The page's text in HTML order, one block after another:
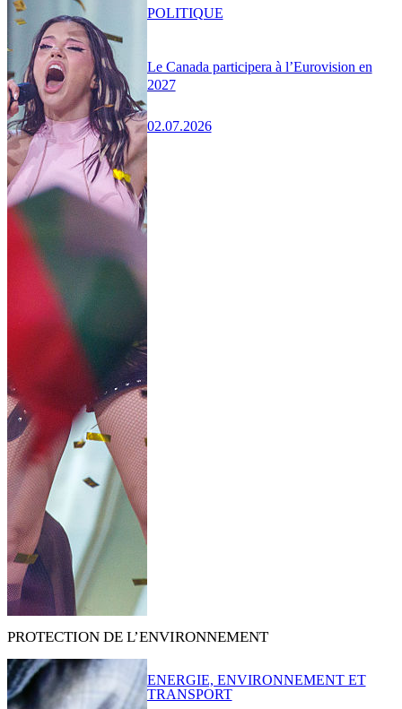
Le Canada participera à l’Eurovision en
2027
02.07.2026
POLITIQUE
PROTECTION DE L’ENVIRONNEMENT
ENERGIE, ENVIRONNEMENT ET
TRANSPORT